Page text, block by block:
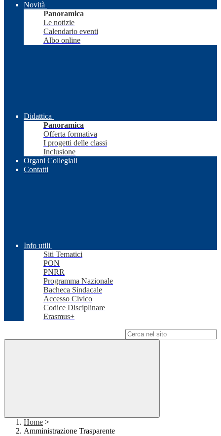
Novità
Panoramica
Le notizie
Calendario eventi
Albo online
Didattica
Panoramica
Offerta formativa
I progetti delle classi
Inclusione
Organi Collegiali
Contatti
Info utili
Siti Tematici
PON
PNRR
Programma Nazionale
Bacheca Sindacale
Accesso Civico
Codice Disciplinare
Erasmus+
Home >
Amministrazione Trasparente